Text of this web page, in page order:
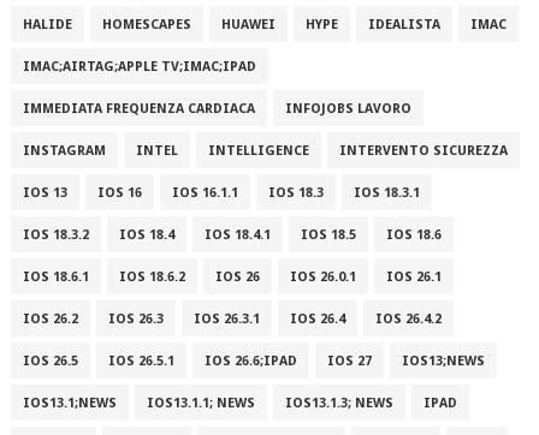
HALIDE HOMESCAPES HUAWEI HYPE IDEALISTA IMAC
IMAC;AIRTAG;APPLE TV;IMAC;IPAD
IMMEDIATA FREQUENZA CARDIACA INFOJOBS LAVORO
INSTAGRAM INTEL INTELLIGENCE INTERVENTO SICUREZZA
IOS 13 IOS 16 IOS 16.1.1 IOS 18.3 IOS 18.3.1
IOS 18.3.2 IOS 18.4 IOS 18.4.1 IOS 18.5 IOS 18.6
IOS 18.6.1 IOS 18.6.2 IOS 26 IOS 26.0.1 IOS 26.1
IOS 26.2 IOS 26.3 IOS 26.3.1 IOS 26.4 IOS 26.4.2
IOS 26.5 IOS 26.5.1 IOS 26.6;IPAD IOS 27 IOS13;NEWS
IOS13.1;NEWS IOS13.1.1; NEWS IOS13.1.3; NEWS IPAD